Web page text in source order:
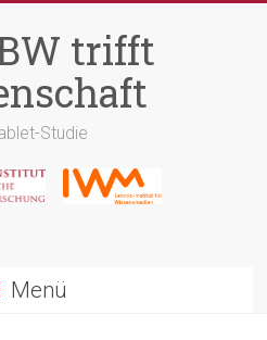
trifft
Studie
Menü